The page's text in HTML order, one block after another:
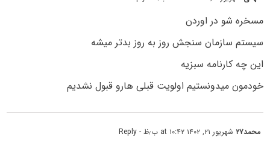
مسخره شو در اوردن
سیستم سازمان سنجش روز به روز بدتر میشه
این چه کارنامه سبزیه
خودمون میدونستیم اولویت قبلی هارو قبول نشدیم
محمد۲۷ شهریور ۲۱, ۱۴۰۲ at ۱۰:۴۲ ب٫ظ - Reply